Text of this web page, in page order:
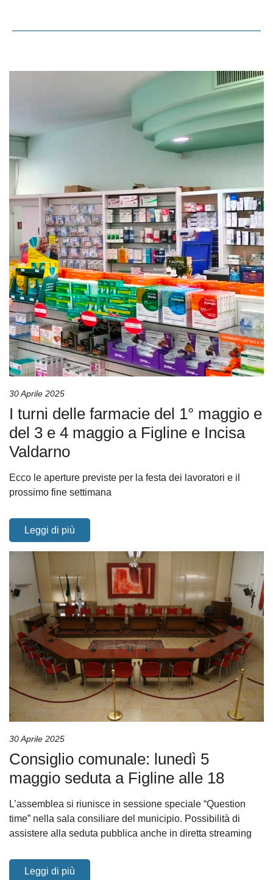
30 Aprile 2025
I turni delle farmacie del 1° maggio e
del 3 e 4 maggio a Figline e Incisa
Valdarno
Ecco le aperture previste per la festa dei lavoratori e il
prossimo fine settimana
Leggi di più
30 Aprile 2025
Consiglio comunale: lunedì 5
maggio seduta a Figline alle 18
L’assemblea si riunisce in sessione speciale “Question
time” nella sala consiliare del municipio. Possibilità di
assistere alla seduta pubblica anche in diretta streaming
Leggi di più